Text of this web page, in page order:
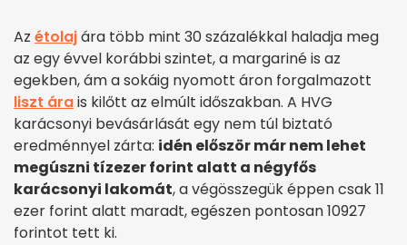
Az étolajára több mint 30 százalékkal haladja meg
az egy évvel korábbi szintet, a margariné is az
egekben, ám a sokáig nyomott áron forgalmazott
liszt árais kilőtt az elmúlt időszakban. A HVG
karácsonyi bevásárlását egy nem túl biztató
eredménnyel zárta: idén először már nem lehet
megúszni tízezer forint alatt a négyfős
karácsonyi lakomát, a végösszegük éppen csak 11
ezer forint alatt maradt, egészen pontosan 10927
forintot tett ki.